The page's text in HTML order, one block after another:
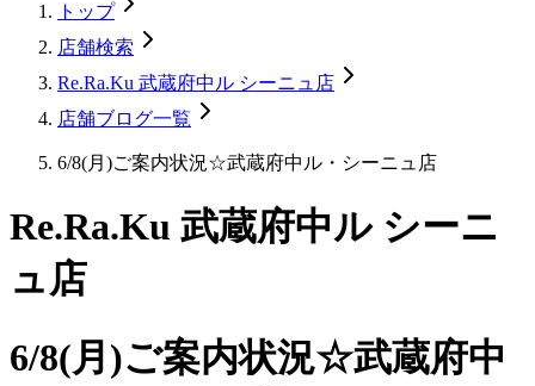
トップ
店舗検索
Re.Ra.Ku 武蔵府中ル シーニュ店
店舗ブログ一覧
6/8(月)ご案内状況☆武蔵府中ル・シーニュ店
Re.Ra.Ku 武蔵府中ル シーニ
ュ店
6/8(月)ご案内状況☆武蔵府中